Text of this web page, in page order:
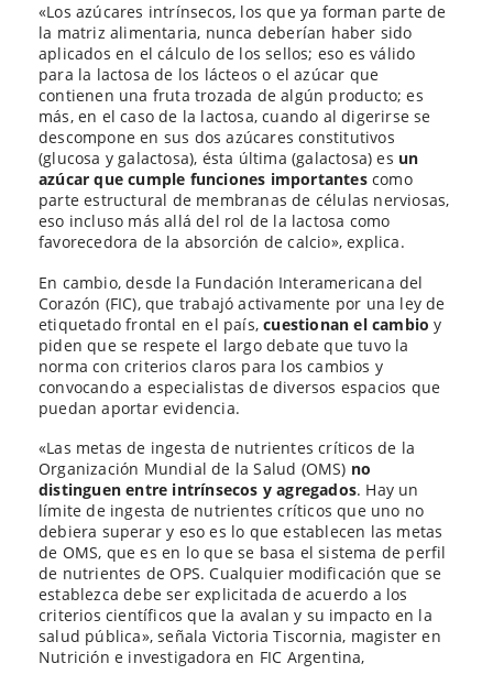
«Los azúcares intrínsecos, los que ya forman parte de
la matriz alimentaria, nunca deberían haber sido
aplicados en el cálculo de los sellos; eso es válido
para la lactosa de los lácteos o el azúcar que
contienen una fruta trozada de algún producto; es
más, en el caso de la lactosa, cuando al digerirse se
descompone en sus dos azúcares constitutivos
(glucosa y galactosa), ésta última (galactosa) es un
azúcar que cumple funciones importantescomo
parte estructural de membranas de células nerviosas,
eso incluso más allá del rol de la lactosa como
favorecedora de la absorción de calcio», explica.
En cambio, desde la Fundación Interamericana del
Corazón (FIC), que trabajó activamente por una ley de
etiquetado frontal en el país,cuestionan el cambio y
piden que se respete el largo debate que tuvo la
norma con criterios claros para los cambios y
convocando a especialistas de diversos espacios que
puedan aportar evidencia.
«Las metas de ingesta de nutrientes críticos de la
Organización Mundial de la Salud (OMS) no
distinguen entre intrínsecos y agregados. Hay un
límite de ingesta de nutrientes críticos que uno no
debiera superar y eso es lo que establecen las metas
de OMS, que es en lo que se basa el sistema de perfil
de nutrientes de OPS. Cualquier modificación que se
establezca debe ser explicitada de acuerdo a los
criterios científicos que la avalan y su impacto en la
salud pública», señala Victoria Tiscornia, magister en
Nutrición e investigadora en FIC Argentina,